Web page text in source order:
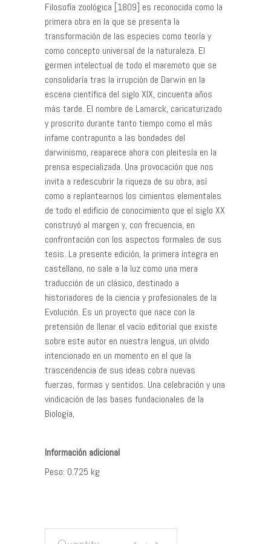
Filosofía zoológica [1809] es reconocida como la
primera obra en la que se presenta la
transformación de las especies como teoría y
como concepto universal de la naturaleza. El
germen intelectual de todo el maremoto que se
consolidaría tras la irrupción de Darwin en la
escena científica del siglo XIX, cincuenta años
más tarde. El nombre de Lamarck, caricaturizado
y proscrito durante tanto tiempo como el más
infame contrapunto a las bondades del
darwinismo, reaparece ahora con pleitesía en la
prensa especializada. Una provocación que nos
invita a redescubrir la riqueza de su obra, así
como a replantearnos los cimientos elementales
de todo el edificio de conocimiento que el siglo XX
construyó al margen y, con frecuencia, en
confrontación con los aspectos formales de sus
tesis. La presente edición, la primera íntegra en
castellano, no sale a la luz como una mera
traducción de un clásico, destinado a
historiadores de la ciencia y profesionales de la
Evolución. Es un proyecto que nace con la
pretensión de llenar el vacío editorial que existe
sobre este autor en nuestra lengua, un olvido
intencionado en un momento en el que la
trascendencia de sus ideas cobra nuevas
fuerzas, formas y sentidos. Una celebración y una
vindicación de las bases fundacionales de la
Biología,
Peso 0.725 kg